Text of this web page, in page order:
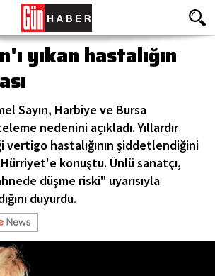
yıkan hastalığın
Sayın, Harbiye ve Bursa
nedenini açıkladı. Yıllardır
hastalığının şiddetlendiğini
konuştu. Ünlü sanatçı,
düşme riski" uyarısıyla
duyurdu.